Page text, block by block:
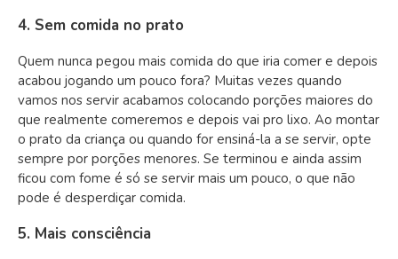
4. Sem comida no prato
Quem nunca pegou mais comida do que iria comer e depois
acabou jogando um pouco fora? Muitas vezes quando
vamos nos servir acabamos colocando porções maiores do
que realmente comeremos e depois vai pro lixo. Ao montar
o prato da criança ou quando for ensiná-la a se servir, opte
sempre por porções menores. Se terminou e ainda assim
ficou com fome é só se servir mais um pouco, o que não
pode é desperdiçar comida.
5. Mais consciência